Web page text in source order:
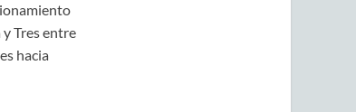
Tres entre
hacia